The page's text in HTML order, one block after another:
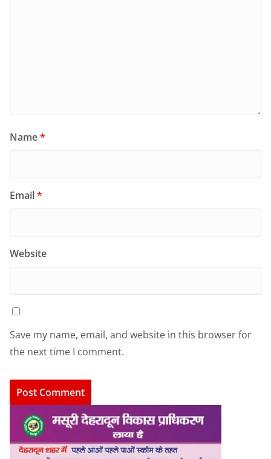
Name*
Email*
Website
Save my name, email, and website in this browser for
the next time I comment.